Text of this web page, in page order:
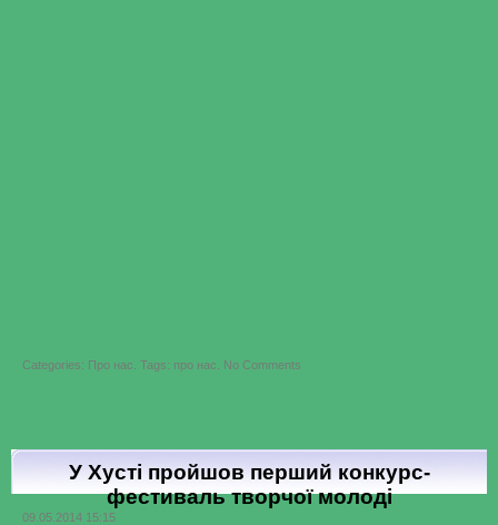
Categories: Про нас Tags: про нас No Comments
У Хусті пройшов перший конкурс-
фестиваль творчої молоді
09.05.2014 15:15